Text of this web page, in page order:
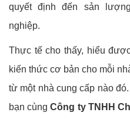
quyết định đến sản
nghiệp.
Thực tế cho thấy, hiểu
kiến thức cơ bản cho mỗi
từ một nhà cung cấp nào
bạn cùngCông ty TNHH